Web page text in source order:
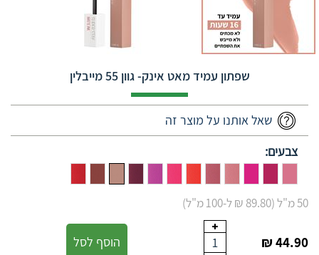
שפתון עמיד מאט אינק- גוון 55 מייבלין
שאל אותנו על מוצר זה
צבעים:
50 מ"ל (89.80 ₪ ל-100 מ"ל)
44.90 ₪
1 הוסף לסל